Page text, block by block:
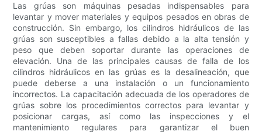
Las grúas son máquinas pesadas indispensables para
levantar y mover materiales y equipos pesados ​​en obras de
construcción. Sin embargo, los cilindros hidráulicos de las
grúas son susceptibles a fallas debido a la alta tensión y
peso que deben soportar durante las operaciones de
elevación. Una de las principales causas de falla de los
cilindros hidráulicos en las grúas es la desalineación, que
puede deberse a una instalación o un funcionamiento
incorrectos. La capacitación adecuada de los operadores de
grúas sobre los procedimientos correctos para levantar y
posicionar cargas, así como las inspecciones y el
mantenimiento regulares para garantizar el buen